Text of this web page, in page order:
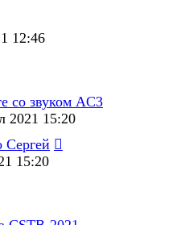
12:46
со звуком AC3
2021 15:20
Сергей
15:20